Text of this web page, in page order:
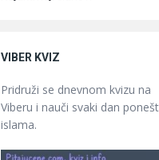
VIBER KVIZ
Pridruži se dnevnom kvizu na
Viberu i nauči svaki dan
islama.